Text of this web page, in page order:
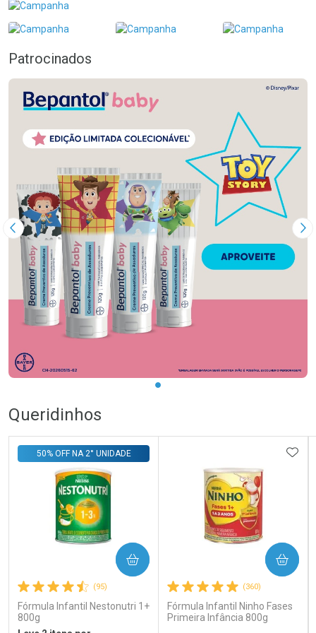
Patrocinados
Imagem Anterior
Queridinhos
(95)
Fórmula Infantil Nestonutri 1+
800g
50% OFF NA 2° UNIDADE
COMPRAR
(360)
Fórmula Infantil Ninho Fases
Primeira Infância 800g
COMPRAR